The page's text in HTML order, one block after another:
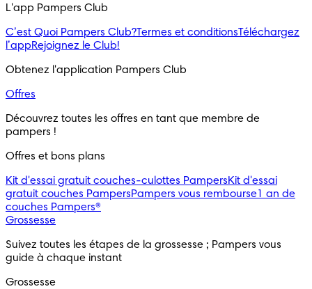
L'app Pampers Club
C’est Quoi Pampers Club?Termes et conditionsTéléchargez
l’appRejoignez le Club!
Obtenez l'application Pampers Club
Offres
Découvrez toutes les offres en tant que membre de
pampers !
Offres et bons plans
Kit d'essai gratuit couches-culottes PampersKit d'essai
gratuit couches PampersPampers vous rembourse1 an de
couches Pampers®
Grossesse
Suivez toutes les étapes de la grossesse ; Pampers vous
guide à chaque instant
Grossesse